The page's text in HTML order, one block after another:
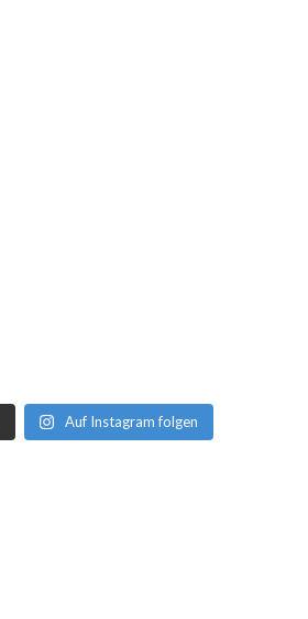
Auf Instagram folgen